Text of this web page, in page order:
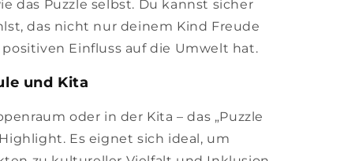
das Puzzle selbst. Du kannst sicher
das nicht nur deinem Kind Freude
Einfluss auf die Umwelt hat.
und Kita
oder in der Kita – das „Puzzle
Es eignet sich ideal, um